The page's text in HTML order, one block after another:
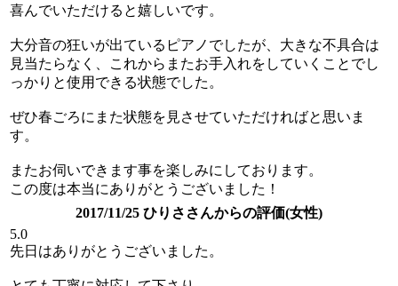
喜んでいただけると嬉しいです。
大分音の狂いが出ているピアノでしたが、大きな不具合は
見当たらなく、これからまたお手入れをしていくことでし
っかりと使用できる状態でした。
ぜひ春ごろにまた状態を見させていただければと思いま
す。
またお伺いできます事を楽しみにしております。
この度は本当にありがとうございました！
2017/11/25 ひりささんからの評価(女性)
5.0
先日はありがとうございました。